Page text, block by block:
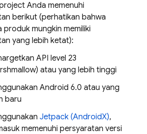
Anda memenuhi
berikut (perhatikan bahwa
produk mungkin memiliki
yang lebih ketat):
API level 23
atau yang lebih tinggi
Android 6.0 atau yang
baru
Jetpack (AndroidX),
memenuhi persyaratan versi